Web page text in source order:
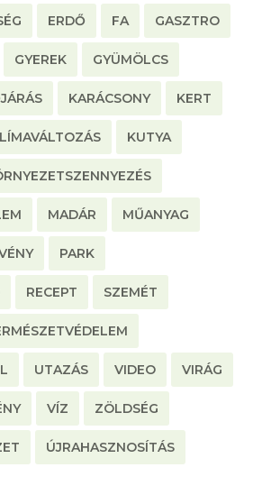
ERDŐ FA GASZTRO
GYEREK GYÜMÖLCS
KARÁCSONY KERT
KUTYA
MADÁR MŰANYAG
PARK
RECEPT SZEMÉT
UTAZÁS VIDEO VIRÁG
VÍZ ZÖLDSÉG
ÚJRAHASZNOSÍTÁS